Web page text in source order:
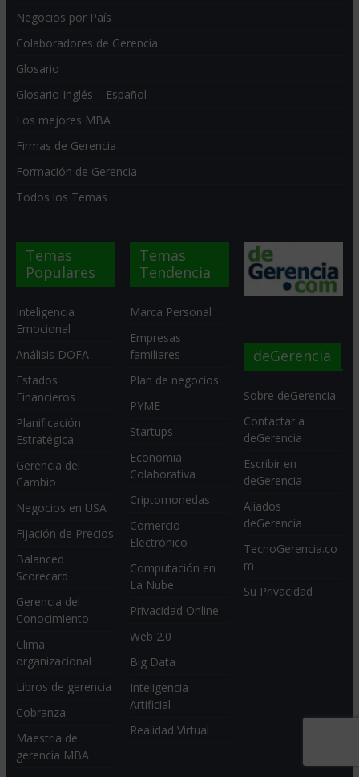
Negocios por País
Colaboradores de Gerencia
Glosario
Glosario Inglés – Español
Los mejores MBA
Firmas de Gerencia
Formación de Gerencia
Todos los Temas
Temas
Populares
Inteligencia
Emocional
Análisis DOFA
Estados
Financieros
Planificación
Estratégica
Gerencia del
Cambio
Negocios en USA
Fijación de Precios
Balanced
Scorecard
Gerencia del
Conocimiento
Clima
organizacional
Libros de gerencia
Cobranza
Maestría de
gerencia MBA
Temas
Tendencia
Marca Personal
Empresas
familiares
Plan de negocios
PYME
Startups
Economia
Colaborativa
Criptomonedas
Comercio
Electrónico
Computación en
La Nube
Privacidad Online
Web 2.0
Big Data
Inteligencia
Artificial
Realidad Virtual
deGerencia
Sobre deGerencia
Contactar a
deGerencia
Escribir en
deGerencia
Aliados
deGerencia
TecnoGerencia.co
m
Su Privacidad